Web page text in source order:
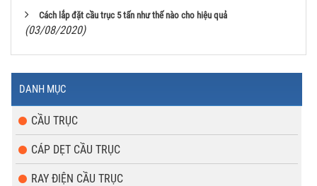
Cách lắp đặt cầu trục 5 tấn như thế nào cho hiệu quả
(03/08/2020)
DANH MỤC
CẦU TRỤC
CÁP DẸT CẦU TRỤC
RAY ĐIỆN CẦU TRỤC